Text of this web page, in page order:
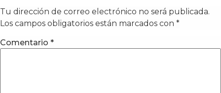
Tu dirección de correo electrónico no será publicada.
Los campos obligatorios están marcados con *
Comentario *